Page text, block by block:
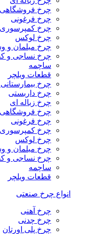
چرخ فروشگاهی
چرخ فرغونی
چرخ کمپرسوری
چرخ لوکس
چرخ مبلمان و
چرخ نساجی و
ساچمه
قطعات ویلچر
چرخ
چرخ داربستی
چرخ زباله ای
چرخ فروشگاهی
چرخ فرغونی
چرخ کمپرسوری
چرخ لوکس
چرخ مبلمان و
چرخ نساجی و
ساچمه
قطعات ویلچر
انواع چرخ صنعتی
چرخ آهنی
چرخ چدنی
چرخ پلی اورتان